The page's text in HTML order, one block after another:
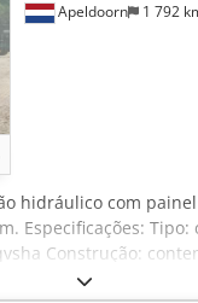
Apeldoorn 1 792
hidráulico com
Especificações:
Construção:
(aprox.): 300 x 270 x